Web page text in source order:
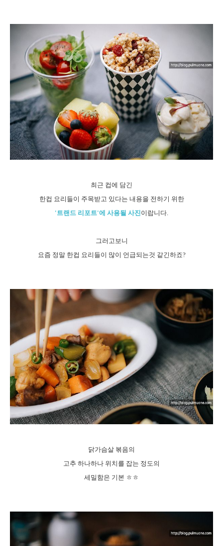
최근 컵에 담긴
한컵 요리들이 주목받고 있다는 내용을 전하기 위한
'트랜드 리포트'에 사용될 사진이랍니다.
그러고보니
요즘 정말 한컵 요리들이 많이 언급되는것 같긴하죠?
닭가슴살 볶음의
고추 하나하나 위치를 잡는 정도의
세밀함은 기본 ㅎㅎ